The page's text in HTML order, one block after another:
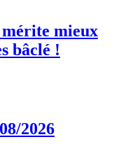
mérite mieux
bâclé !
2026